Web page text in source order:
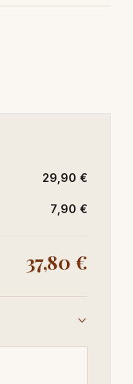
29,90 €
7,90 €
37,80 €